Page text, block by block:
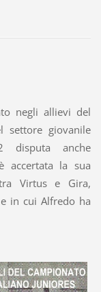
negli allievi del
settore giovanile
disputa anche
accertata la sua
Virtus e Gira,
in cui Alfredo ha